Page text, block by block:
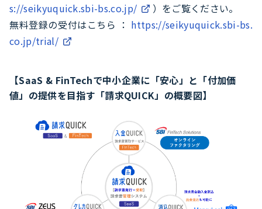
s://seikyuquick.sbi-bs.co.jp/
）をご覧ください。
無料登録の受付はこちら ： https://seikyuquick.sbi-bs.
co.jp/trial/
【SaaS & FinTechで中小企業に「安心」と「付加価
値」の提供を目指す「請求QUICK」の概要図】